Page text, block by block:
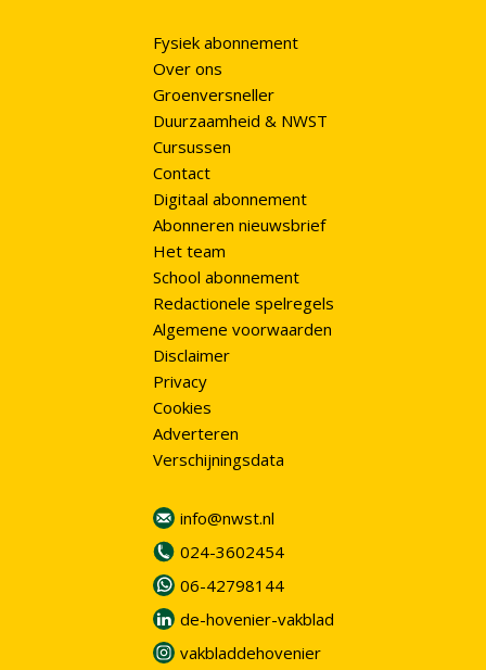
Fysiek abonnement
Over ons
Groenversneller
Duurzaamheid & NWST
Cursussen
Contact
Digitaal abonnement
Abonneren nieuwsbrief
Het team
School abonnement
Redactionele spelregels
Algemene voorwaarden
Disclaimer
Privacy
Cookies
Adverteren
Verschijningsdata
info@nwst.nl
024-3602454
06-42798144
de-hovenier-vakblad
vakbladdehovenier